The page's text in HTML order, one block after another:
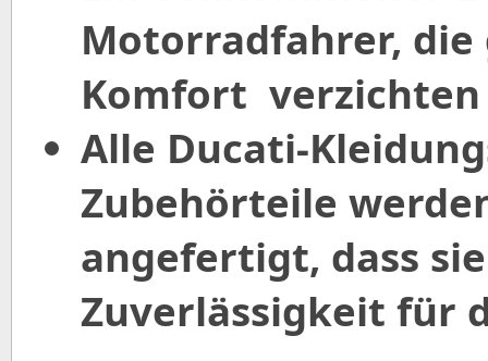
Motorradfahrer,
Komfort
Alle Ducati-
Zubehörteile
angefertigt, dass
Zuverlässigkeit für